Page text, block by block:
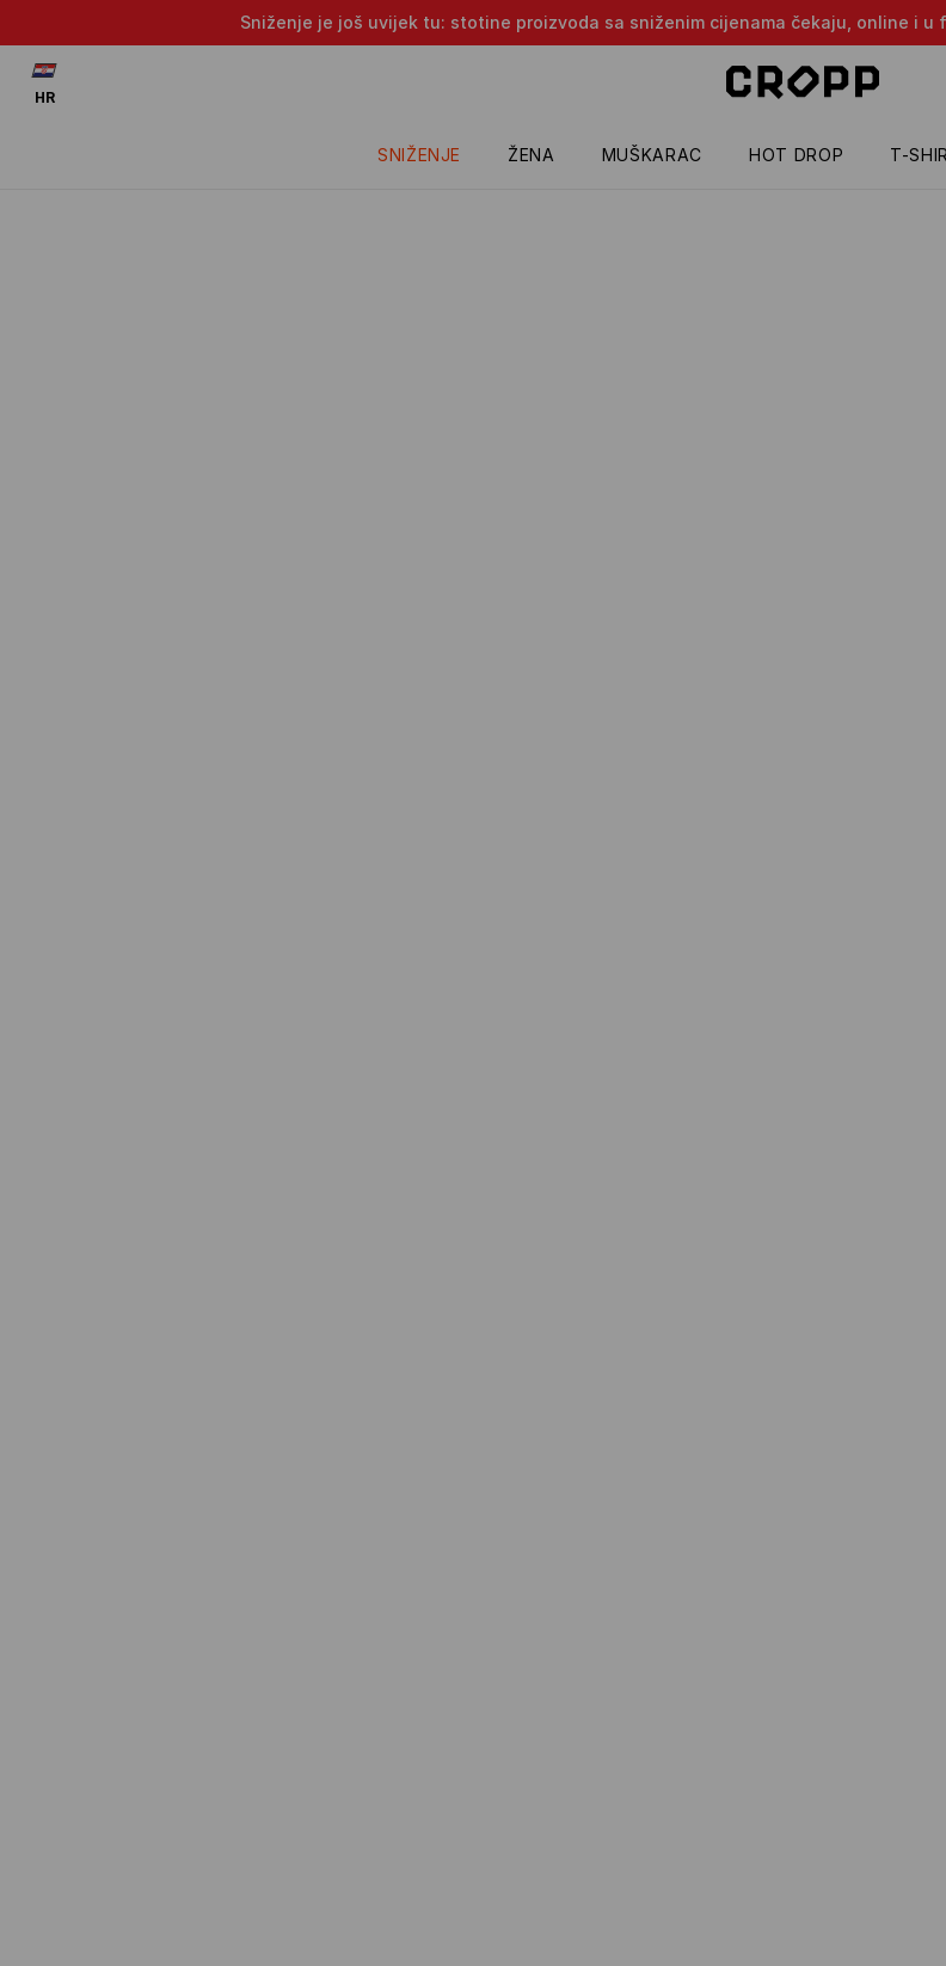
Sniženje je još uvijek tu: stotine proizvoda sa sniženim cijenama čekaju, online i u
SNIŽENJE ŽENA MUŠKARAC HOT DROP T-
HR